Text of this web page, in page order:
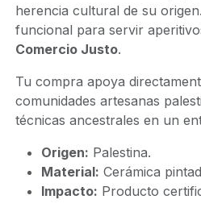
herencia cultural de su
funcional para servir
Comercio Justo.
Tu compra apoya
comunidades artesanas
técnicas ancestrales en un
Origen: Palestina.
Material: Cerámica
Impacto: Producto